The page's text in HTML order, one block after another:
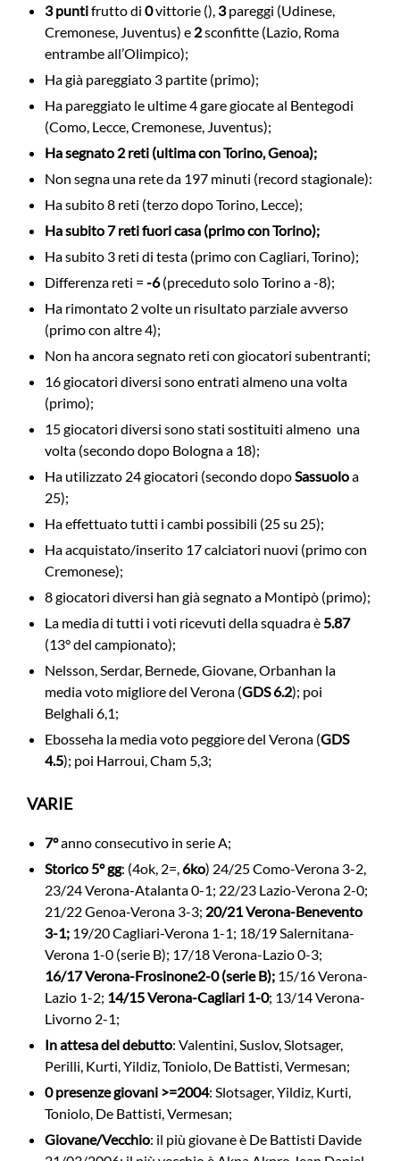
3 puntifrutto di 0vittorie (), 3pareggi (Udinese,
Cremonese, Juventus) e 2sconfitte (Lazio, Roma
entrambe all’Olimpico);
Ha già pareggiato 3 partite (primo);
Ha pareggiato le ultime 4 gare giocate al Bentegodi
(Como, Lecce, Cremonese, Juventus);
Ha segnato 2 reti (ultima con Torino, Genoa);
Non segna una rete da 197 minuti (record stagionale):
Ha subito 8 reti (terzo dopo Torino, Lecce);
Ha subito 7 reti fuori casa (primo con Torino);
Ha subito 3 reti di testa (primo con Cagliari, Torino);
Differenza reti = -6(preceduto solo Torino a -8);
Ha rimontato 2 volte un risultato parziale avverso
(primo con altre 4);
Non ha ancora segnato reti con giocatori subentranti;
16 giocatori diversi sono entrati almeno una volta
(primo);
15 giocatori diversi sono stati sostituiti almeno una
volta (secondo dopo Bologna a 18);
Ha utilizzato 24 giocatori (secondo dopoSassuoloa
25);
Ha effettuato tutti i cambi possibili (25 su 25);
Ha acquistato/inserito 17 calciatori nuovi (primo con
Cremonese);
8 giocatori diversi han già segnato a Montipò (primo);
La media di tutti i voti ricevuti della squadra è 5.87
(13° del campionato);
Nelsson, Serdar, Bernede, Giovane, Orbanhan la
media voto migliore del Verona (GDS 6.2); poi
Belghali 6,1;
Ebosseha la media voto peggiore del Verona (GDS
4.5); poi Harroui, Cham 5,3;
VARIE
7°anno consecutivo in serie A;
Storico 5° gg: (4ok, 2=, 6ko) 24/25 Como-Verona 3-2,
23/24 Verona-Atalanta 0-1; 22/23 Lazio-Verona 2-0;
21/22 Genoa-Verona 3-3; 20/21 Verona-Benevento
3-1; 19/20 Cagliari-Verona 1-1; 18/19 Salernitana-
Verona 1-0 (serie B); 17/18 Verona-Lazio 0-3;
16/17 Verona-Frosinone2-0 (serie B); 15/16 Verona-
Lazio 1-2; 14/15 Verona-Cagliari 1-0; 13/14 Verona-
Livorno 2-1;
In attesa del debutto: Valentini, Suslov, Slotsager,
Perilli, Kurti, Yildiz, Toniolo, De Battisti, Vermesan;
0 presenze giovani >=2004: Slotsager, Yildiz, Kurti,
Toniolo, De Battisti, Vermesan;
Giovane/Vecchio: il più giovane è De Battisti Davide